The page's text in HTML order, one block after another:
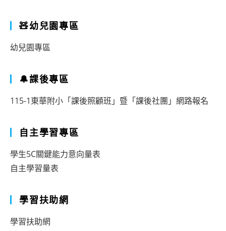
🧸幼兒園專區
幼兒園專區
🔔課後專區
115-1東華附小「課後照顧班」暨「課後社團」網路報名
自主學習專區
學生5C關鍵能力意向量表
自主學習量表
學習扶助網
學習扶助網